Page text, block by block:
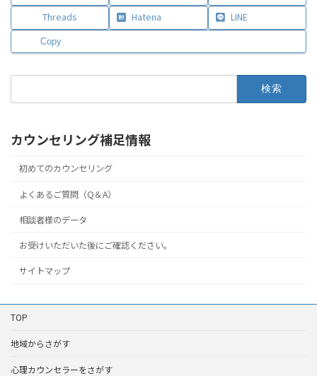
Threads
Hatena LINE
Copy
検
カウンセリング補足情報
初めてのカウンセリング
よくあるご質問（Q＆A）
相談者様のデータ
お受けいただいた後にご確認ください。
サイトマップ
TOP
地域からさがす
心理カウンセラーをさがす